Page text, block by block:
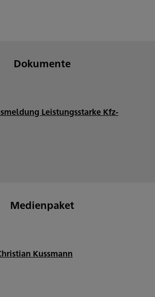
Dokumente
Leistungsstarke Kfz-
Medienpaket
Kussmann